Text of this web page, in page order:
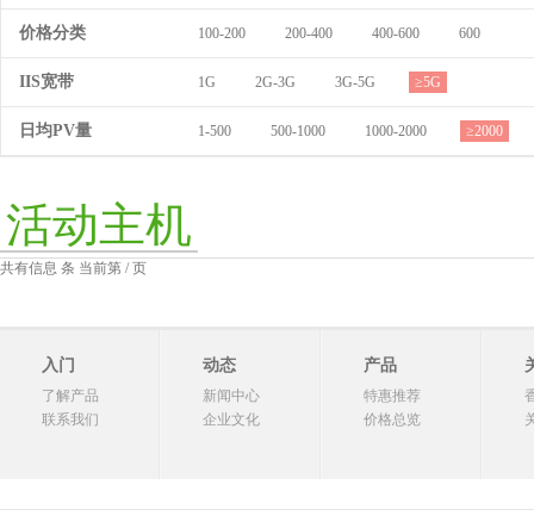
价格分类 100-200 200-400 400-600 600
IIS宽带 1G 2G-3G 3G-5G ≥5G
日均PV量 1-500 500-1000 1000-2000 ≥2000
活动主机
共有信息 条 当前第 / 页
入门
了解产品
联系我们
动态
新闻中心
企业文化
产品
特惠推荐
价格总览